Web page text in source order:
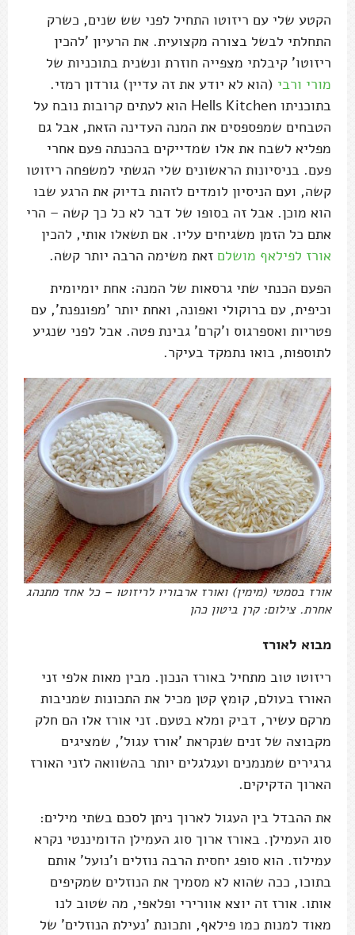
הקטע שלי עם ריזוטו התחיל לפני שש שנים, כשרק
התחלתי לבשל בצורה מקצועית. את הרעיון 'להכין
ריזוטו' קיבלתי מצפייה חוזרת ונשנית בתוכניות של
מורי ורבי (הוא לא יודע את זה עדיין) גורדון רמזי.
בתוכניתו Hells Kitchen הוא לעתים קרובות נובח על
הטבחים שמפספסים את המנה העדינה הזאת, אבל גם
מפליא לשבח את אלו שמדייקים בהכנתה פעם אחרי
פעם. בניסיונות הראשונים שלי הגשתי למשפחה ריזוטו
קשה, ועם הניסיון לומדים לזהות בדיוק את הרגע שבו
הוא מוכן. אבל זה בסופו של דבר לא כל כך קשה – הרי
אתם כל הזמן משגיחים עליו. אם תשאלו אותי, להכין
אורז לפילאף מושלם זאת משימה הרבה יותר קשה.
הפעם הכנתי שתי גרסאות של המנה: אחת יומיומית
וכיפית, עם ברוקולי ואפונה, ואחת יותר 'מפונפנת', עם
פטריות ואספרגוס ו'קרם' גבינת פטה. אבל לפני שנגיע
לתוספות, בואו נתמקד בעיקר.
אורז בסמטי (מימין) ואורז ארבוריו לריזוטו – כל אחד מתנהג
אחרת. צילום: קרן ביטון כהן
מבוא לאורז
ריזוטו טוב מתחיל באורז הנכון. מבין מאות אלפי זני
האורז בעולם, קומץ קטן מכיל את התכונות שמניבות
מרקם עשיר, דביק ומלא בטעם. זני אורז אלו הם חלק
מקבוצה של זנים שנקראת 'אורז עגול', שמציגים
גרגירים שמנמנים ועגלגלים יותר בהשוואה לזני האורז
הארוך הדקיקים.
את ההבדל בין העגול לארוך ניתן לסכם בשתי מילים:
סוג העמילן. באורז ארוך סוג העמילן הדומיננטי נקרא
עמילוז. הוא סופג יחסית הרבה נוזלים ו'נועל' אותם
בתוכו, ככה שהוא לא מסמיך את הנוזלים שמקיפים
אותו. אורז זה יוצא אוורירי ופלאפי, מה שטוב לנו
מאוד למנות כמו פילאף, ותכונת 'נעילת הנוזלים' של